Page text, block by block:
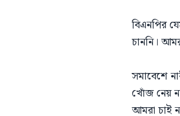
বিএনপির
চাননি।
​সমাবেশে
খোঁজ নেয়
আমরা চাই